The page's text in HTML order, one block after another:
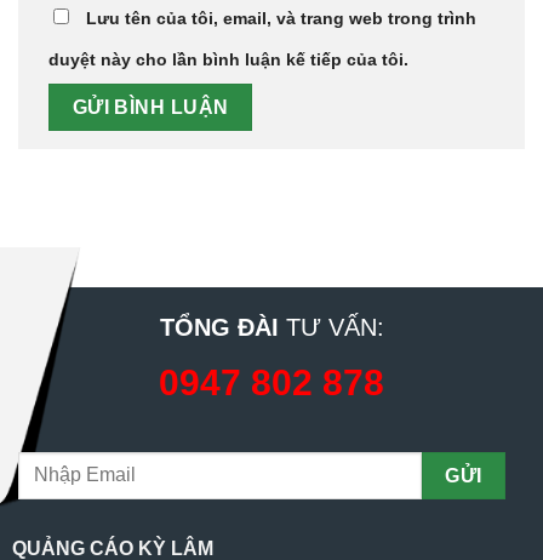
Lưu tên của tôi, email, và trang web trong trình
duyệt này cho lần bình luận kế tiếp của tôi.
TỔNG ĐÀI TƯ VẤN:
0947 802 878
QUẢNG CÁO KỲ LÂM